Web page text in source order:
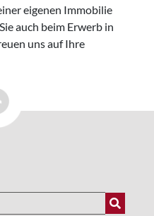
eigenen Immobilie
auch beim Erwerb in
uns auf Ihre